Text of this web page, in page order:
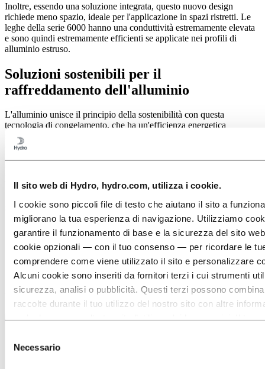
Il sito web di Hydro, hydro.com, utilizza i cookie.
I cookie sono piccoli file di testo che aiutano il sito a
migliorano la tua esperienza di navigazione. Utilizziamo
garantire il funzionamento di base e la sicurezza del sito
cookie opzionali — con il tuo consenso — per ricordare le
comprendere come viene utilizzato il sito e personalizzare
Alcuni cookie sono inseriti da fornitori terzi i cui strumenti
sicurezza, analisi o pubblicità. Questi terzi possono
raccolte durante il tuo utilizzo del nostro sito con altre
cookie. Puoi consultare quali terze parti sono coinvolte
delNecessario
Inoltre, essendo una soluzione integrata, questo nuovo design
richiede meno spazio, ideale per l'applicazione in spazi ristretti. Le
leghe della serie 6000 hanno una conduttività estremamente elevata
e sono quindi estremamente efficienti se applicate nei profili di
alluminio estruso.
Soluzioni sostenibili per il
raffreddamento dell'alluminio
L'alluminio unisce il principio della sostenibilità con questa
tecnologia di congelamento, che ha un'efficienza energetica
significativamente più elevata rispetto ad altre tecniche di
congelamento.
temperature?
La sua elevata conduttività termica ed elettrica
È estremamente malleabile e può essere modellato in quasi
qualsiasi forma
È un materiale infinitamente riciclabile, che contribuisce a
un’economia circolare
Aggiornato: 7 giugno 2024